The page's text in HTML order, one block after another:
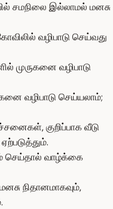
சமநிலை இல்லாமல் மனசு
வழிபாடு செய்வது
முருகனை வழிபாடு
வழிபாடு செய்யலாம்;
குறிப்பாக வீடு
செய்தால் வாழ்க்கை
நிதானமாகவும்,